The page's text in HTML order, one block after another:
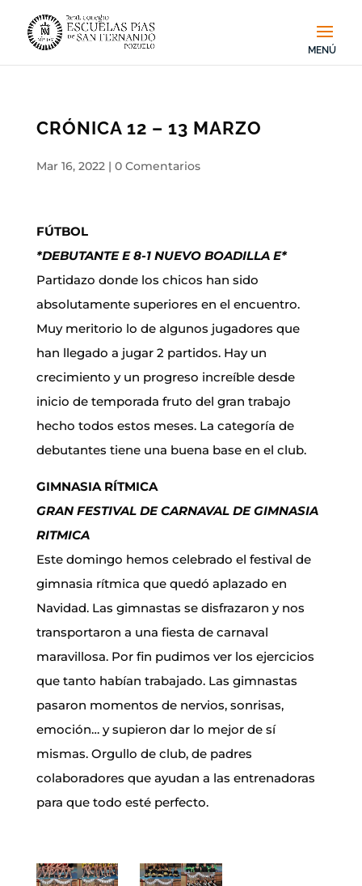
CRÓNICA 12 – 13 MARZO
Mar 16, 2022| 0 Comentarios
FÚTBOL
*DEBUTANTE E 8-1 NUEVO BOADILLA E*
Partidazo donde los chicos han sido
absolutamente superiores en el encuentro.
Muy meritorio lo de algunos jugadores que
han llegado a jugar 2 partidos. Hay un
crecimiento y un progreso increíble desde
inicio de temporada fruto del gran trabajo
hecho todos estos meses. La categoría de
debutantes tiene una buena base en el club.
GIMNASIA RÍTMICA
GRAN FESTIVAL DE CARNAVAL DE GIMNASIA
RITMICA
Este domingo hemos celebrado el festival de
gimnasia rítmica que quedó aplazado en
Navidad. Las gimnastas se disfrazaron y nos
transportaron a una fiesta de carnaval
maravillosa. Por fin pudimos ver los ejercicios
que tanto habían trabajado. Las gimnastas
pasaron momentos de nervios, sonrisas,
emoción… y supieron dar lo mejor de sí
mismas. Orgullo de club, de padres
colaboradores que ayudan a las entrenadoras
para que todo esté perfecto.